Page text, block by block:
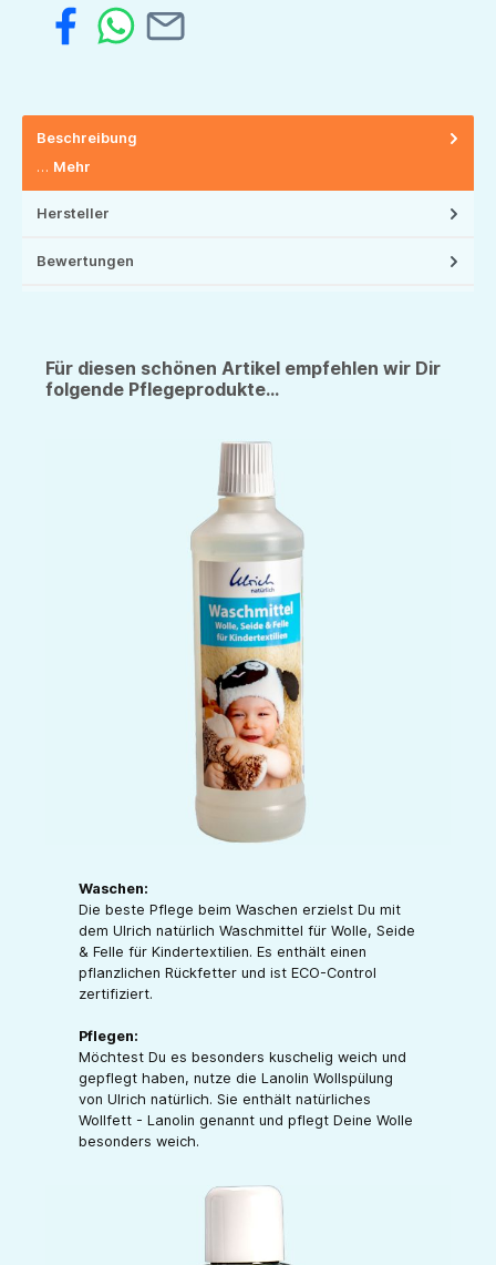
Beschreibung
… Mehr
Hersteller
Bewertungen
Für diesen schönen Artikel empfehlen wir Dir
folgende Pflegeprodukte...
Waschen:
Die beste Pflege beim Waschen erzielst Du mit
dem Ulrich natürlich Waschmittel für Wolle, Seide
& Felle für Kindertextilien. Es enthält einen
pflanzlichen Rückfetter und ist ECO-Control
zertifiziert.
Pflegen:
Möchtest Du es besonders kuschelig weich und
gepflegt haben, nutze die Lanolin Wollspülung
von Ulrich natürlich. Sie enthält natürliches
Wollfett - Lanolin genannt und pflegt Deine Wolle
besonders weich.